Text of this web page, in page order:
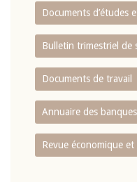
Documents d’études
Bulletin trimestriel de
Documents de travail
Annuaire des
Revue économique